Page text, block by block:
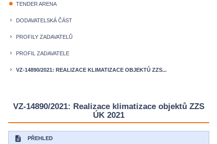
fiber_manual_record TENDER ARENA
keyboard_arrow_right DODAVATELSKÁ ČÁST
keyboard_arrow_right PROFILY ZADAVATELŮ
keyboard_arrow_right PROFIL ZADAVATELE
keyboard_arrow_right VZ-14890/2021: REALIZACE KLIMATIZACE OBJEKTŮ ZZS...
VZ-14890/2021: Realizace klimatizace objektů ZZS
ÚK 2021
description PŘEHLED